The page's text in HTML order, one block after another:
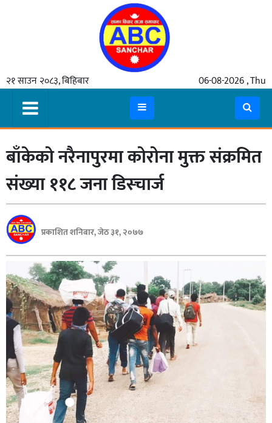
२१ साउन २०८३, बिहिबार 06-08-2026 , Thu
समाचार
मुख्य
समाचार
कुटनीती
अर्थ
रसरङ्ग
यौन/
स्वास्थ्य
भिडियो
बिशेष
भिडियो
पत्रपत्रिका
खेलकुद
बिश्व
बाँकेको नरैनापुरमा कोरोना मुक्त संक्रमित
संख्या ११८ जना डिस्चार्ज
प्रकाशित शनिबार, जेठ ३१, २०७७